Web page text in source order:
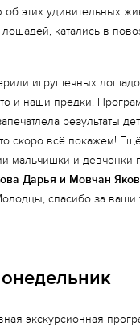
этих удивительных
катались в
игрушечных
и наши предки.
результаты
скоро всё покажем!
мальчишки и девчонки
Дарья и Мовчан Яков
спасибо за ваши
экскурсионная